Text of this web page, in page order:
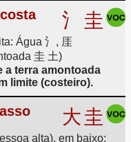
氵 圭
Água 氵, 厓
圭 土)
a terra amontoada
limite (costeiro).
大圭
alta), em baixo: